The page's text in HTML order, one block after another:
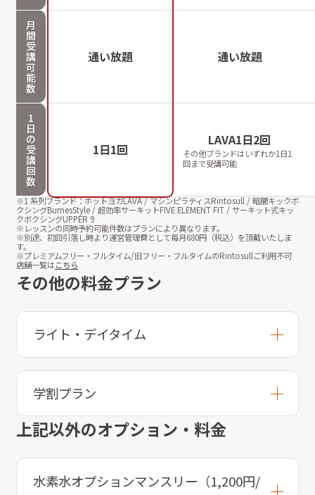
月
間
受
講
可
能
数
通い放題 通い放題
1
日
の
受
講
回
数
1日1回
LAVA1日2回
その他ブランドはいずれか1日1
回まで受講可能
※1 系列ブランド：ホットヨガLAVA / マシンピラティスRintosull / 暗闇キックボ
クシングBurnesStyle / 超効率サーキットFIVE ELEMENT FIT / サーキット式キッ
クボクシングUPPER 9
※レッスンの同時予約可能件数はプランにより異なります。
※別途、初回引落し時より運営管理費として毎月680円（税込）を頂戴いたしま
す。
※プレミアムフリー・フルタイム/旧フリー・フルタイムのRintosullご利用不可
店舗一覧はこちら
その他の料金プラン
ライト・デイタイム
学割プラン
上記以外のオプション・料金
水素水オプションマンスリー（1,200円/